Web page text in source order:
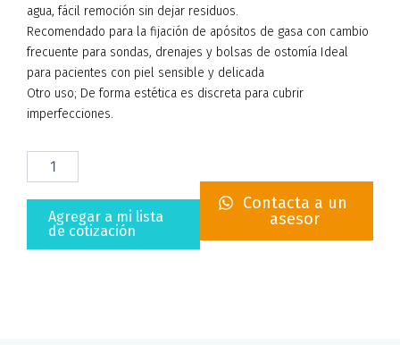
agua, fácil remoción sin dejar residuos.
Recomendado para la fijación de apósitos de gasa con cambio
frecuente para sondas, drenajes y bolsas de ostomía Ideal
para pacientes con piel sensible y delicada
Otro uso; De forma estética es discreta para cubrir
imperfecciones.
MICROPORE
BLANCO
(CAJA/4)
Agregar a mi lista
de cotización
Contacta a un
asesor